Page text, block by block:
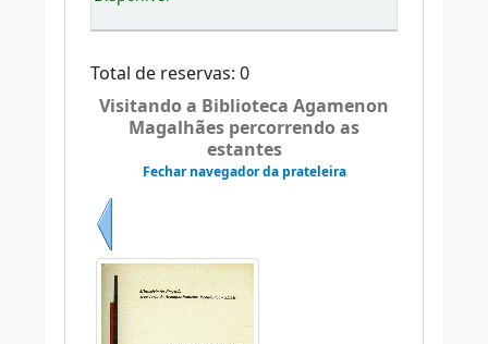
Total de reservas: 0
Visitando a Biblioteca Agamenon
Magalhães percorrendo as
estantes
Fechar navegador da prateleira
Anterior